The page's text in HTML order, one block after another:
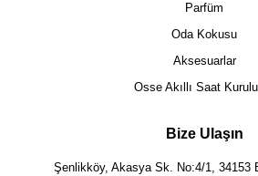
Parfüm
Oda Kokusu
Aksesuarlar
Osse Akıllı Saat
Bize Ulaşın
Şenlikköy, Akasya Sk. No:4/1, 34153